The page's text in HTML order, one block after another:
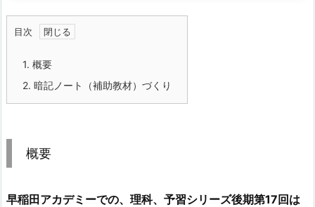
目次
1. 概要
2. 暗記ノート（補助教材）づくり
概要
早稲田アカデミーでの、理科、予習シリーズ後期第17回は